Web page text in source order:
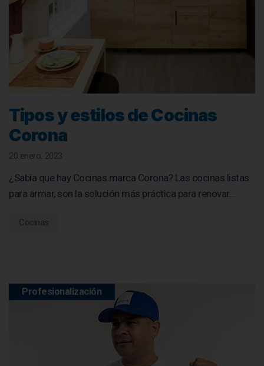
Tipos y estilos de Cocinas
Corona
20 enero, 2023
¿Sabía que hay Cocinas marca Corona? Las cocinas listas
para armar, son la solución más práctica para renovar…
Cocinas
Profesionalización